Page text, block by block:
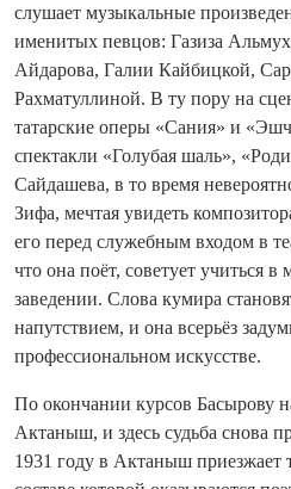
слушает музыкальные
именитых певцов: Газиза
Айдарова, Галии Кайбицкой,
Рахматуллиной. В ту пору на
татарские оперы «Сания» и
спектакли «Голубая шаль»,
Сайдашева, в то время
Зифа, мечтая увидеть
его перед служебным входом в
что она поёт, советует учиться
заведении. Слова кумира
напутствием, и она всерьёз
профессиональном искусстве.
По окончании курсов Басырову
Актаныш, и здесь судьба снова
1931 году в Актаныш приезжает